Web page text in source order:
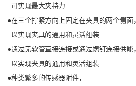
可实现最大夹持力
●在三个拧紧方向上固定在夹具的两个侧面，
以实现夹具的通用和灵活组装
●通过无软管直接连接或通过螺钉连接供能，
以实现夹具的通用和灵活组装
●种类繁多的传感器附件，